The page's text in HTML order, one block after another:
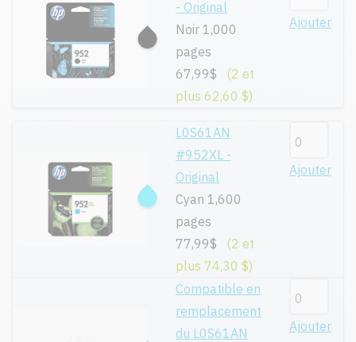
- Original
Noir 1,000
pages
67,99$
(2 et
plus 62,60 $)
Ajouter
L0S61AN
#952XL -
Original
Cyan 1,600
pages
77,99$
(2 et
plus 74,30 $)
Ajouter
Compatible en
remplacement
du L0S61AN
Ajouter